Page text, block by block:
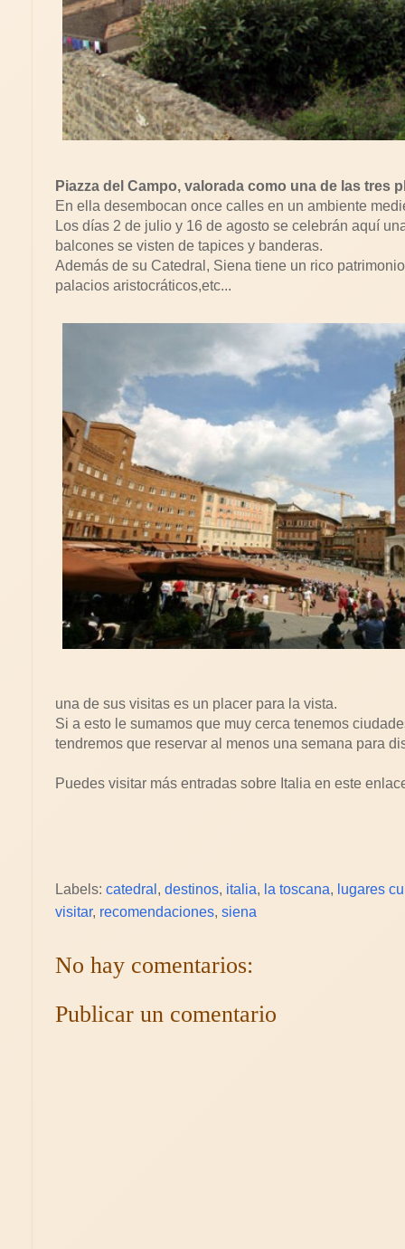
Piazza del Campo, valorada como una de las tres
En ella desembocan once calles en un ambiente
Los días 2 de julio y 16 de agosto se celebrán aquí
balcones se visten de tapices y banderas.
Además de su Catedral, Siena tiene un rico
palacios aristocráticos,etc...
una de sus visitas es un placer para la vista.
Si a esto le sumamos que muy cerca tenemos
tendremos que reservar al menos una semana para
Puedes visitar más entradas sobre Italia en este
Labels: catedral , destinos, italia, la toscana, lugares
visitar, recomendaciones, siena
No hay comentarios:
Publicar un comentario